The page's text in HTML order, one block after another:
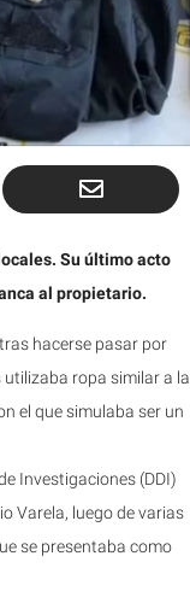
Su último acto
al propietario.
hacerse pasar por
ropa similar a la
el que simulaba ser un
Investigaciones (DDI)
Varela, luego de varias
se presentaba como